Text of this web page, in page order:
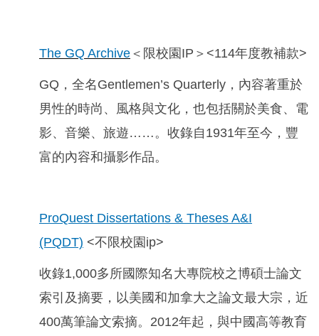
The GQ Archive ＜限校園IP＞<114年度教補款>
GQ ，全名Gentlemen’s Quarterly，內容著重於
男性的時尚、風格與文化，也包括關於美食、電
影、音樂、旅遊……。收錄自1931年至今，豐
富的內容和攝影作品。
ProQuest Dissertations & Theses A&I
(PQDT) <不限校園ip>
收錄1,000多所國際知名大專院校之博碩士論文
索引及摘要，以美國和加拿大之論文最大宗，近
400萬筆論文索摘。2012年起，與中國高等教育